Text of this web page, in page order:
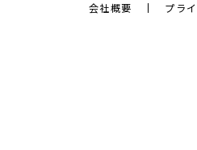
会社概要 プラ